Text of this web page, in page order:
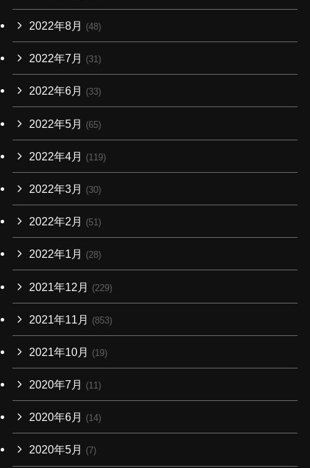
2022年8月 (48)
2022年7月 (31)
2022年6月 (33)
2022年5月 (65)
2022年4月 (119)
2022年3月 (30)
2022年2月 (51)
2022年1月 (28)
2021年12月 (229)
2021年11月 (853)
2021年10月 (19)
2020年7月 (11)
2020年6月 (14)
2020年5月 (7)